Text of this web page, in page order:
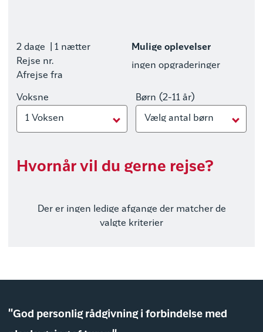
2 dage
| 1 nætter
Rejse nr.
Afrejse fra
Mulige oplevelser
ingen opgraderinger
Voksne
1 Voksen
Børn (2-11 år)
Vælg antal børn
Hvornår vil du gerne rejse?
Der er ingen ledige afgange der matcher de
valgte kriterier
"God personlig rådgivning i forbindelse med